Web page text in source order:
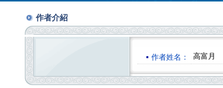
作者介紹
作者姓名： 高富月